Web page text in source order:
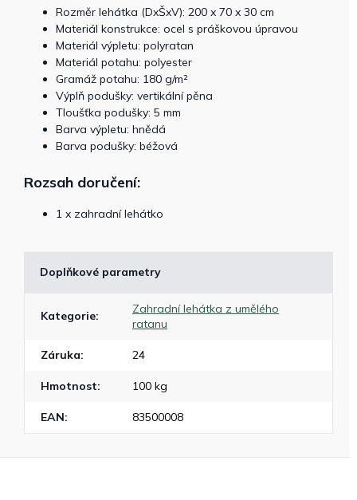
Rozměr lehátka (DxŠxV): 200 x 70 x 30 cm
Materiál konstrukce: ocel s práškovou úpravou
Materiál výpletu: polyratan
Materiál potahu: polyester
Gramáž potahu: 180 g/m²
Výplň podušky: vertikální pěna
Tloušťka podušky: 5 mm
Barva výpletu: hnědá
Barva podušky: béžová
Rozsah doručení:
1 x zahradní lehátko
Doplňkové parametry
Kategorie:
Zahradní lehátka z umělého
ratanu
Záruka: 24
Hmotnost: 100 kg
EAN: 83500008